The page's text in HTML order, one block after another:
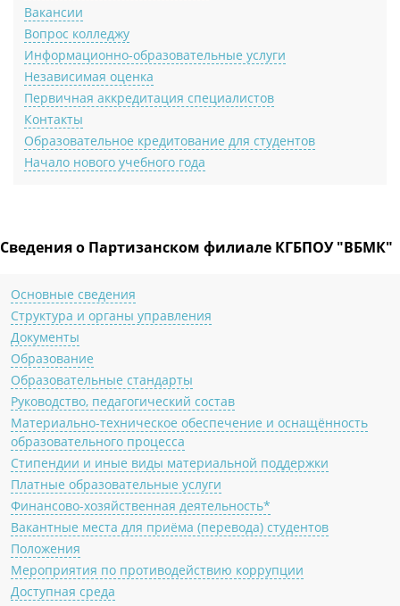
Вакансии
Вопрос колледжу
Информационно-образовательные услуги
Независимая оценка
Первичная аккредитация специалистов
Контакты
Образовательное кредитование для студентов
Начало нового учебного года
Сведения о Партизанском филиале КГБПОУ "ВБМК"
Основные сведения
Структура и органы управления
Документы
Образование
Образовательные стандарты
Руководство, педагогический состав
Материально-техническое обеспечение и оснащённость
образовательного процесса
Стипендии и иные виды материальной поддержки
Платные образовательные услуги
Финансово-хозяйственная деятельность*
Вакантные места для приёма (перевода) студентов
Положения
Мероприятия по противодействию коррупции
Доступная среда